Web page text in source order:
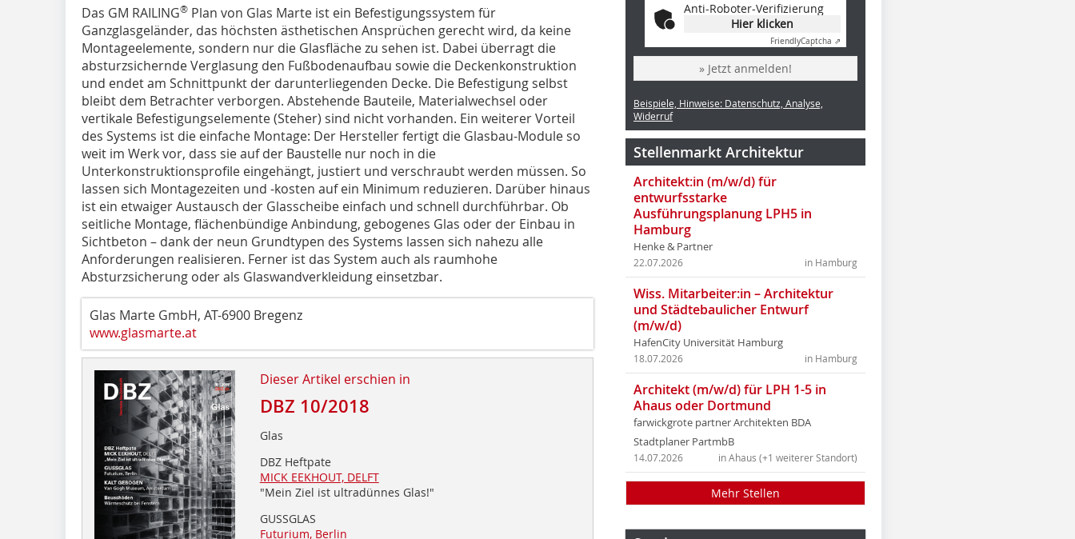
Das GM RAILING® Plan von Glas Marte ist ein Befestigungssystem für
Ganzglasgeländer, das höchsten ästhetischen Ansprüchen gerecht wird, da keine
Montageelemente, sondern nur die Glasfläche zu sehen ist. Dabei überragt die
absturzsichernde Verglasung den Fußbodenaufbau sowie die Deckenkonstruktion
und endet am Schnittpunkt der darunterliegenden Decke. Die Befestigung selbst
bleibt dem Betrachter verborgen. Abstehende Bauteile, Materialwechsel oder
vertikale Befestigungselemente (Steher) sind nicht vorhanden. Ein weiterer Vorteil
des Systems ist die einfache Montage: Der Hersteller fertigt die Glasbau-Module so
weit im Werk vor, dass sie auf der Baustelle nur noch in die
Unterkonstruktionsprofile eingehängt, justiert und verschraubt werden müssen. So
lassen sich Montagezeiten und -kosten auf ein Minimum reduzieren. Darüber hinaus
ist ein etwaiger Austausch der Glasscheibe einfach und schnell durchführbar. Ob
seitliche Montage, flächenbündige Anbindung, gebogenes Glas oder der Einbau in
Sichtbeton – dank der neun Grundtypen des Systems lassen sich nahezu alle
Anforderungen realisieren. Ferner ist das System auch als raumhohe
Absturzsicherung oder als Glaswandverkleidung einsetzbar.
Glas Marte GmbH, AT-6900 Bregenz
www.glasmarte.at
Dieser Artikel erschien in
DBZ 10/2018
Glas
DBZ Heftpate
MICK EEKHOUT, DELFT
"Mein Ziel ist ultradünnes Glas!"
GUSSGLAS
Futurium, Berlin
Anti-Roboter-Verifizierung
Hier klicken
FriendlyCaptcha ⇗
» Jetzt anmelden!
Beispiele, Hinweise: Datenschutz, Analyse,
Widerruf
Stellenmarkt Architektur
Architekt:in (m/w/d) für
entwurfsstarke
Ausführungsplanung LPH5 in
Hamburg
Henke & Partner
in Hamburg
22.07.2026
Wiss. Mitarbeiter:in – Architektur
und Städtebaulicher Entwurf
(m/w/d)
HafenCity Universität Hamburg
in Hamburg
18.07.2026
Architekt (m/w/d) für LPH 1-5 in
Ahaus oder Dortmund
farwickgrote partner Architekten BDA
Stadtplaner PartmbB
in Ahaus (+1 weiterer Standort)
14.07.2026
Mehr Stellen